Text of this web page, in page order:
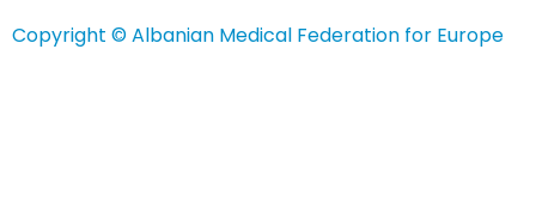
Copyright © Albanian Medical Federation for Europe